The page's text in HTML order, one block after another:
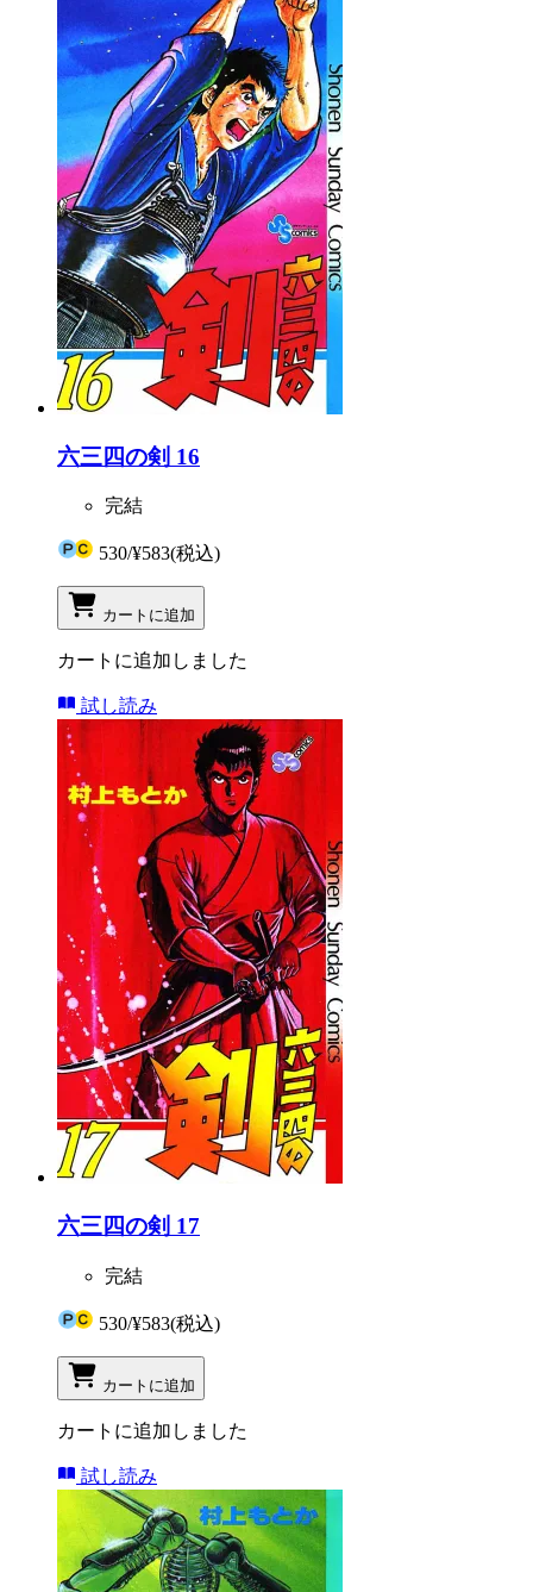
六三四の剣 16
完結
530/¥583(税込)
カートに追加
カートに追加しました
試し読み
六三四の剣 17
完結
530/¥583(税込)
カートに追加
カートに追加しました
試し読み